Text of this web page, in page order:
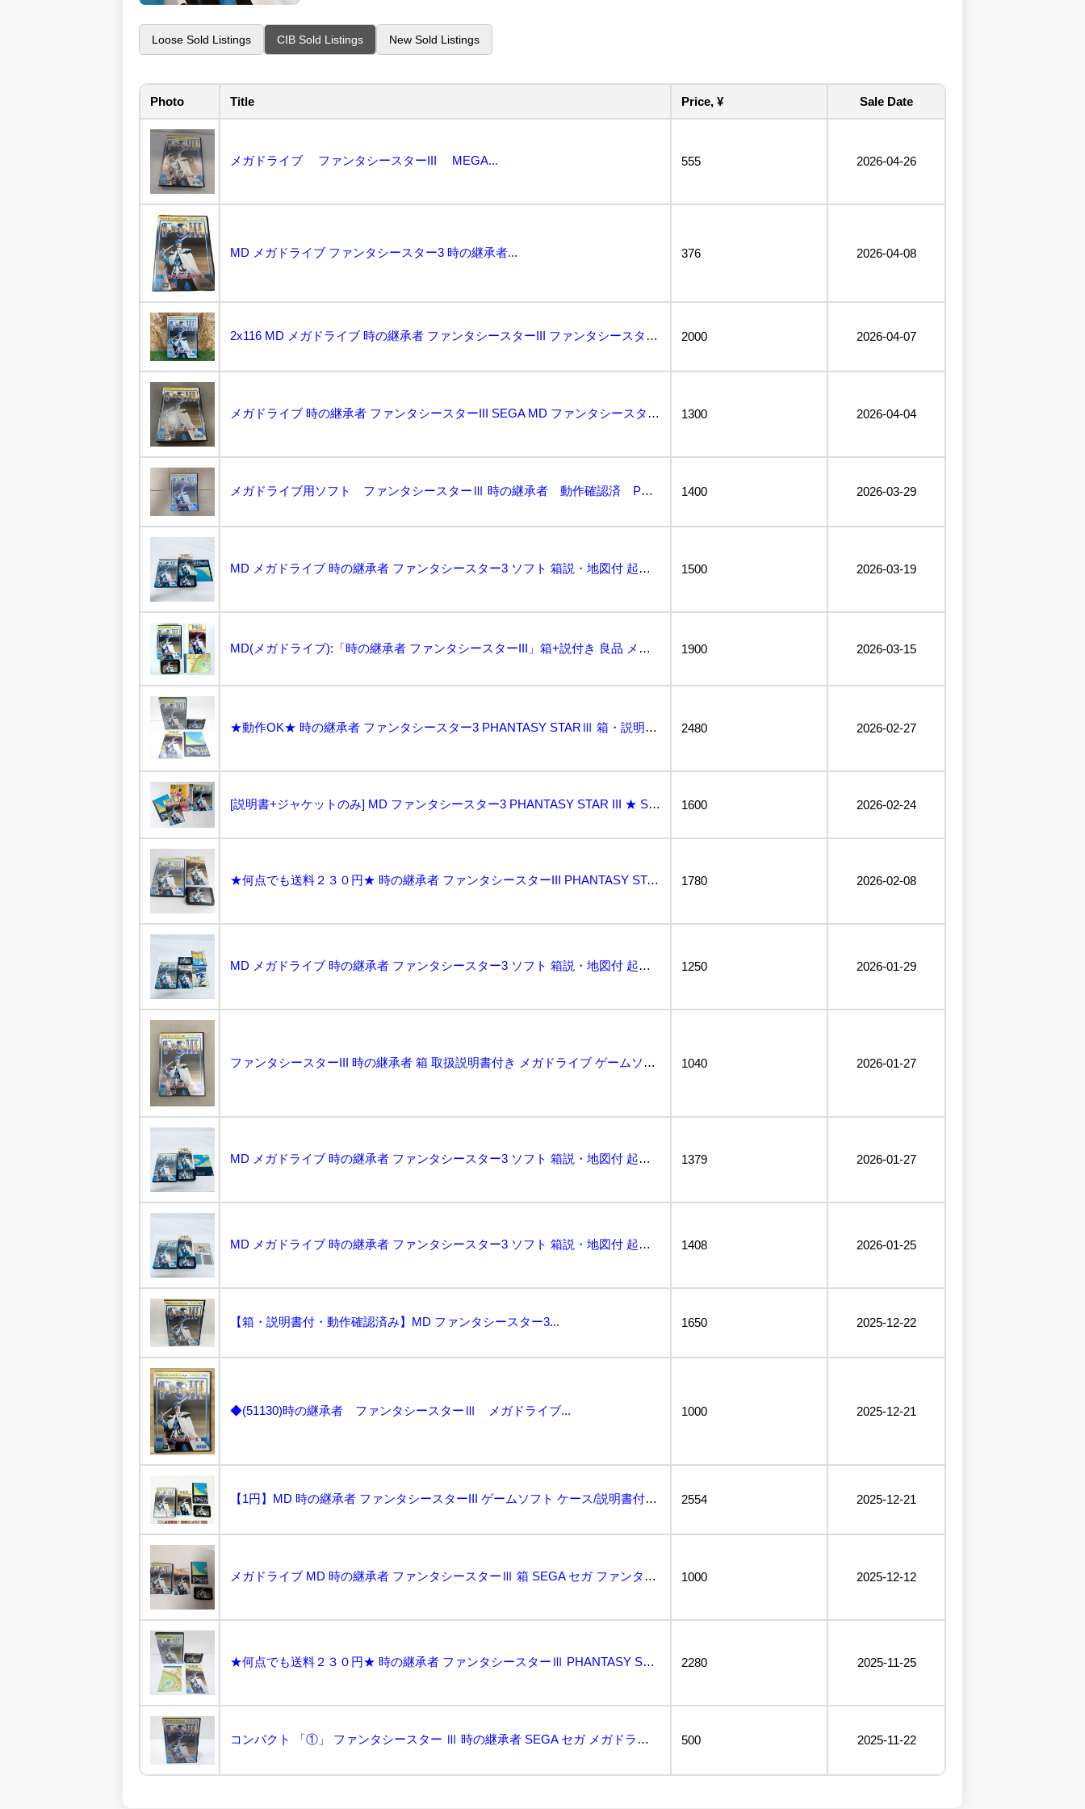
Loose Sold Listings CIB Sold Listings New Sold Listings
Photo Title Price, ¥ Sale Date
メガドライブ ファンタシースターIII MEGA... 555 2026-04-26
MD メガドライブ ファンタシースター3 時の継承者... 376 2026-04-08
2x116 MD メガドライブ 時の継承者 ファンタシースターIII ファンタシースター3 ゲーム ... 2000 2026-04-07
メガドライブ 時の継承者 ファンタシースターIII SEGA MD ファンタシースター3 ファンタシ... 1300 2026-04-04
メガドライブ用ソフト ファンタシースターⅢ 時の継承者 動作確認済 PHANTASY STAR Ⅲ ... 1400 2026-03-29
MD メガドライブ 時の継承者 ファンタシースター3 ソフト 箱説・地図付 起動確認済... 1500 2026-03-19
MD(メガドライブ):「時の継承者 ファンタシースターIII」箱+説付き 良品 メガドラ ゲーム セ... 1900 2026-03-15
★動作OK★ 時の継承者 ファンタシースター3 PHANTASY STARⅢ 箱・説明書 シM2 メ... 2480 2026-02-27
[説明書+ジャケットのみ] MD ファンタシースター3 PHANTASY STAR III ★ Se... 1600 2026-02-24
★何点でも送料２３０円★ 時の継承者 ファンタシースターIII PHANTASY STAR 箱・説明... 1780 2026-02-08
MD メガドライブ 時の継承者 ファンタシースター3 ソフト 箱説・地図付 起動確認済... 1250 2026-01-29
ファンタシースターIII 時の継承者 箱 取扱説明書付き メガドライブ ゲームソフト 2511BKM... 1040 2026-01-27
MD メガドライブ 時の継承者 ファンタシースター3 ソフト 箱説・地図付 起動確認済... 1379 2026-01-27
MD メガドライブ 時の継承者 ファンタシースター3 ソフト 箱説・地図付 起動確認済... 1408 2026-01-25
【箱・説明書付・動作確認済み】MD ファンタシースター3... 1650 2025-12-22
◆(51130)時の継承者 ファンタシースターⅢ メガドライブ... 1000 2025-12-21
【1円】MD 時の継承者 ファンタシースターIII ゲームソフト ケース/説明書付き メガドライブ ... 2554 2025-12-21
メガドライブ MD 時の継承者 ファンタシースターⅢ 箱 SEGA セガ ファンタシースター3... 1000 2025-12-12
★何点でも送料２３０円★ 時の継承者 ファンタシースターⅢ PHANTASY STAR PS 箱・説... 2280 2025-11-25
コンパクト 「①」 ファンタシースター Ⅲ 時の継承者 SEGA セガ メガドライブ ソフト カセッ... 500 2025-11-22